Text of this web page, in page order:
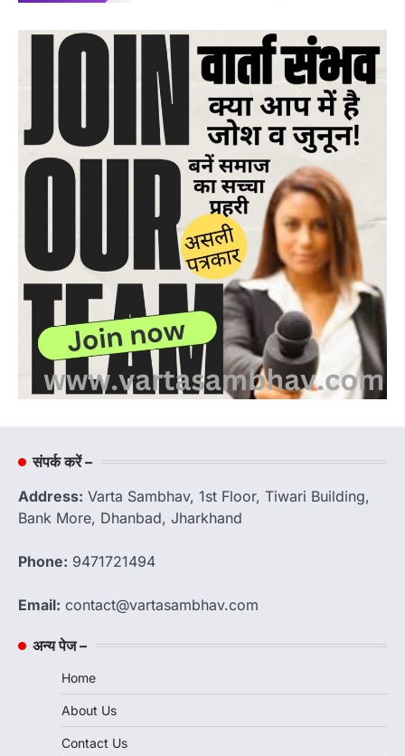
संपर्क करें –
Address: Varta Sambhav, 1st Floor, Tiwari Building,
Bank More, Dhanbad, Jharkhand
Phone: 9471721494
Email: contact@vartasambhav.com
अन्य पेज –
Home
About Us
Contact Us